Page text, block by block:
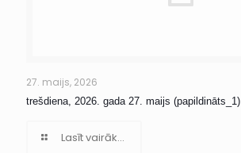
27. maijs, 2026
trešdiena, 2026. gada 27. maijs (papildināts_1)
Lasīt vairāk...